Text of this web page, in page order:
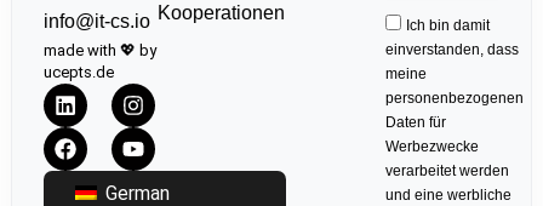
info@it-cs.io
made with 💖 by
ucepts.de
German
Kooperationen
Ich bin damit
einverstanden, dass
meine
personenbezogenen
Daten für
Werbezwecke
verarbeitet werden
und eine werbliche